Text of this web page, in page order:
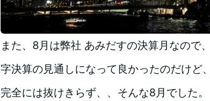
また、8月は弊社 あみだすの決算月なので
字決算の見通しになって良かったのだけど
完全には抜けきらず、、そんな8月でした。